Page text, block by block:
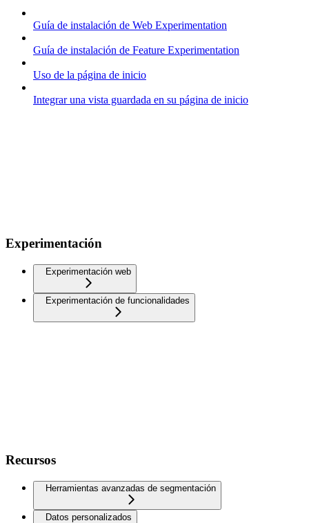
Guía de instalación de Web Experimentation
Guía de instalación de Feature Experimentation
Uso de la página de inicio
Integrar una vista guardada en su página de inicio
Experimentación
Experimentación web
Experimentación de funcionalidades
Recursos
Herramientas avanzadas de segmentación
Datos personalizados